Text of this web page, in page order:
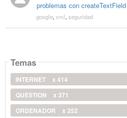
problemas con createTextField
google, xml, seguridad
Temas
INTERNET
x 414
QUESTION
x 371
ORDENADOR
x 252